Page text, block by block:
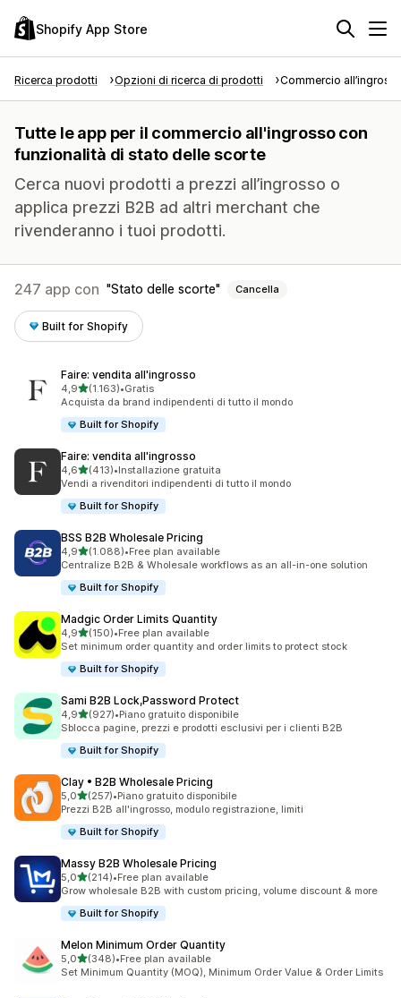
Shopify App Store
Ricerca prodotti Opzioni di ricerca di prodotti Commercio
Tutte le app per il commercio all'ingrosso con
funzionalità di stato delle scorte
Cerca nuovi prodotti a prezzi all’ingrosso o
applica prezzi B2B ad altri merchant che
rivenderanno i tuoi prodotti.
247 app con Stato delle scorte Cancella
Built for Shopify
Faire: vendita all'ingrosso
4,9stelle su 5
(1.163)
1163 recensioni totali
•Gratis
Acquista da brand indipendenti di tutto il mondo
Built for Shopify
Faire: vendita all'ingrosso
4,6stelle su 5
(413)
413 recensioni totali
•Installazione gratuita
Vendi a rivenditori indipendenti di tutto il mondo
Built for Shopify
BSS B2B Wholesale Pricing
4,9stelle su 5
(1.088)
1088 recensioni totali
•Free plan available
Centralize B2B & Wholesale workflows as an all-in-one solution
Built for Shopify
Madgic Order Limits Quantity
4,9stelle su 5
(150)
150 recensioni totali
•Free plan available
Set minimum order quantity and order limits to protect stock
Built for Shopify
Sami B2B Lock,Password Protect
4,9stelle su 5
(927)
927 recensioni totali
•Piano gratuito disponibile
Sblocca pagine, prezzi e prodotti esclusivi per i clienti B2B
Built for Shopify
Clay • B2B Wholesale Pricing
5,0stelle su 5
(257)
257 recensioni totali
•Piano gratuito disponibile
Prezzi B2B all'ingrosso, modulo registrazione, limiti
Built for Shopify
Massy B2B Wholesale Pricing
5,0stelle su 5
(214)
214 recensioni totali
•Free plan available
Grow wholesale B2B with custom pricing, volume discount & more
Built for Shopify
Melon Minimum Order Quantity
5,0stelle su 5
(348)
348 recensioni totali
•Free plan available
Set Minimum Quantity (MOQ), Minimum Order Value & Order Limits